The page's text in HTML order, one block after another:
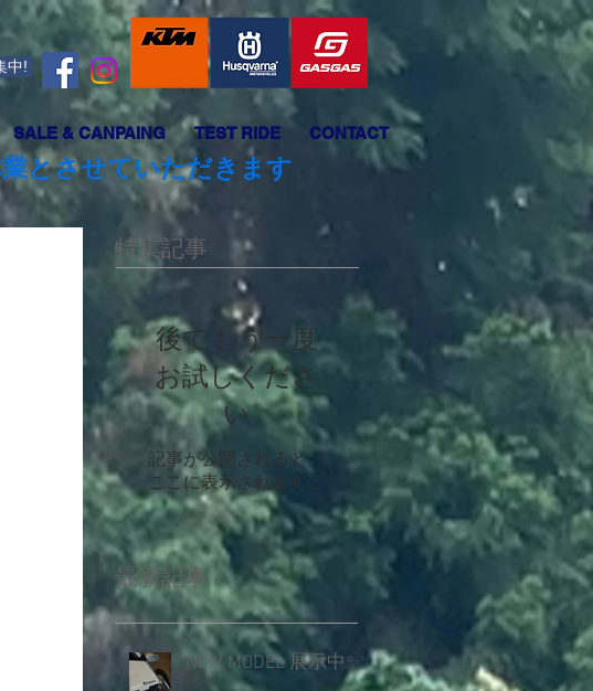
中!
SALE & CANPAING TEST RIDE CONTACT
とさせていただきます
特集記事
後でもう一度
お試しくださ
い
記事が公開されると、
ここに表示されます。
最新記事
NEW MODEL 展示中✨️